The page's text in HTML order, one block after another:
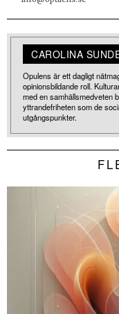
CAROLINA
Opulens är ett dagligt
opinionsbildande roll.
med en samhällsmedveten
yttrandefriheten som de
utgångspunkter.